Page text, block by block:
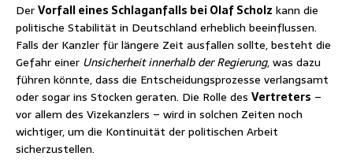
DerVorfall eines Schlaganfalls bei Olaf Scholz kann die
politische Stabilität in Deutschland erheblich beeinflussen.
Falls der Kanzler für längere Zeit ausfallen sollte, besteht die
Gefahr einer Unsicherheit innerhalb der Regierung, was dazu
führen könnte, dass die Entscheidungsprozesse verlangsamt
oder sogar ins Stocken geraten. Die Rolle des Vertreters –
vor allem des Vizekanzlers – wird in solchen Zeiten noch
wichtiger, um die Kontinuität der politischen Arbeit
sicherzustellen.